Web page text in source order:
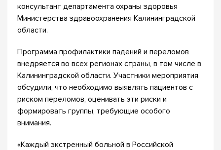
консультант департамента охраны здоровья
Министерства здравоохранения Калининградской
области.
Программа профилактики падений и переломов
внедряется во всех регионах страны, в том числе в
Калининградской области. Участники мероприятия
обсудили, что необходимо выявлять пациентов с
риском переломов, оценивать эти риски и
формировать группы, требующие особого
внимания.
«Каждый экстренный больной в Российской